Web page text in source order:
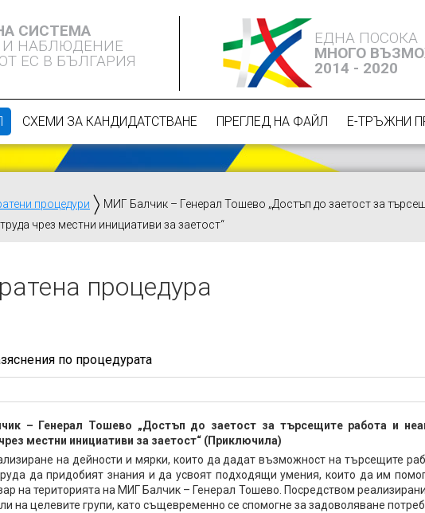
СИСТЕМА
И НАБЛЮДЕНИЕ
ЕС В БЪЛГАРИЯ
ЕДНА ПОСОКА
МНОГО
2014 - 2020
СХЕМИ ЗА КАНДИДАТСТВАНЕ ПРЕГЛЕД НА ФАЙЛ Е-ТРЪЖНИ
процедури
МИГ Балчик – Генерал Тошево „Достъп до заетост за
чрез местни инициативи за заетост“
процедура
по процедурата
– Генерал Тошево „Достъп до заетост за търсещите работа и
местни инициативи за заетост“ (Приключила)
на дейности и мярки, които да дадат възможност на търсещите
да придобият знания и да усвоят подходящи умения, които да им
на територията на МИГ Балчик – Генерал Тошево. Посредством
на целевите групи, като същевременно се спомогне за задоволяване